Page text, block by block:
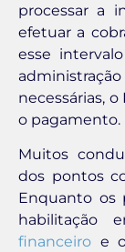
processar a
efetuar a
esse
necessárias,
o pagamento.
Muitos
dos pontos
Enquanto os
habilitação
financeiro e